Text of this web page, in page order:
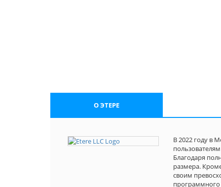
O ЭТЕРЕ
В 2022 году в
Благодаря
размера.
своим
программного